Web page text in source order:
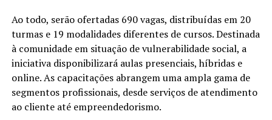
Ao todo, serão ofertadas 690 vagas, distribuídas em 20
turmas e 19 modalidades diferentes de cursos. Destinada
à comunidade em situação de vulnerabilidade social, a
iniciativa disponibilizará aulas presenciais, híbridas e
online. As capacitações abrangem uma ampla gama de
segmentos profissionais, desde serviços de atendimento
ao cliente até empreendedorismo.